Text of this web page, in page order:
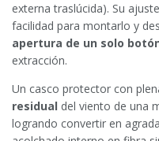
externa traslúcida). Su
facilidad para montarlo y
apertura de un solo
extracción.
Un casco protector con
residual del viento de una
logrando convertir en